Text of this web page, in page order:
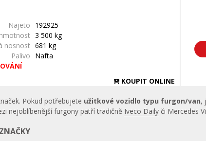
Najeto
192925
3 500 kg
nosnost 681 kg
Palivo
Nafta
KOUPIT ONLINE
Pokud potřebujete užitkové vozidlo typu furgon/van,
nejoblíbenější furgony patří tradičně Iveco Daily či Mercedes